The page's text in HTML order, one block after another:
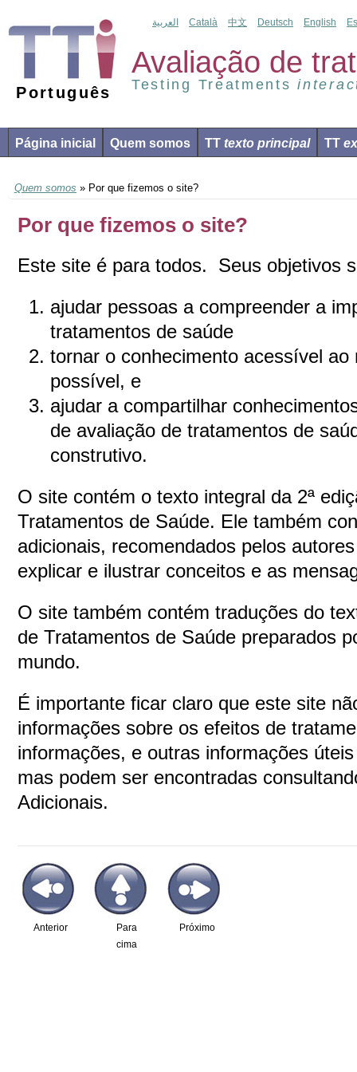
Português
Avaliação de
Testing Treatments
العربية Català 中文 Deutsch English
Página inicial Quem somos TT texto principal TT
Quem somos » Por que fizemos o site?
Por que fizemos o site?
Este site é para todos. Seus objetivos
ajudar pessoas a compreender a
tratamentos de saúde
tornar o conhecimento acessível
possível, e
ajudar a compartilhar
de avaliação de tratamentos de
construtivo.
O site contém o texto integral da 2ª
Tratamentos de Saúde. Ele também
adicionais, recomendados pelos
explicar e ilustrar conceitos e as
O site também contém traduções do
de Tratamentos de Saúde preparados
mundo.
É importante ficar claro que este site
informações sobre os efeitos de
informações, e outras informações
mas podem ser encontradas
Adicionais.
Para
cima
Anterior Próximo